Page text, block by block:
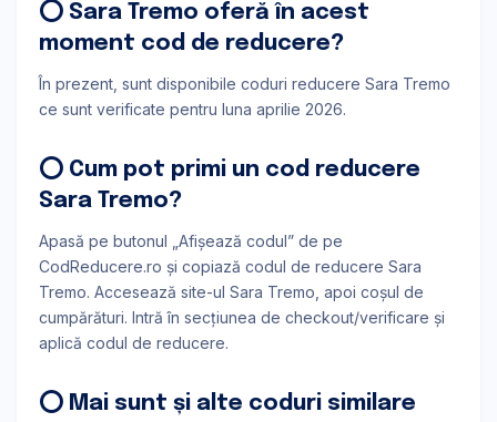
⭕ Sara Tremo oferă în acest
moment cod de reducere?
În prezent, sunt disponibile coduri reducere Sara Tremo
ce sunt verificate pentru luna aprilie 2026.
⭕ Cum pot primi un cod reducere
Sara Tremo?
Apasă pe butonul „Afișează codul” de pe
CodReducere.ro și copiază codul de reducere Sara
Tremo. Accesează site-ul Sara Tremo, apoi coșul de
cumpărături. Intră în secțiunea de checkout/verificare și
aplică codul de reducere.
⭕ Mai sunt și alte coduri similare